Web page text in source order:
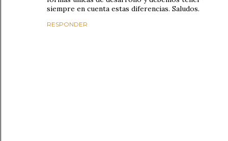
siempre en cuenta estas diferencias. Saludos.
RESPONDER